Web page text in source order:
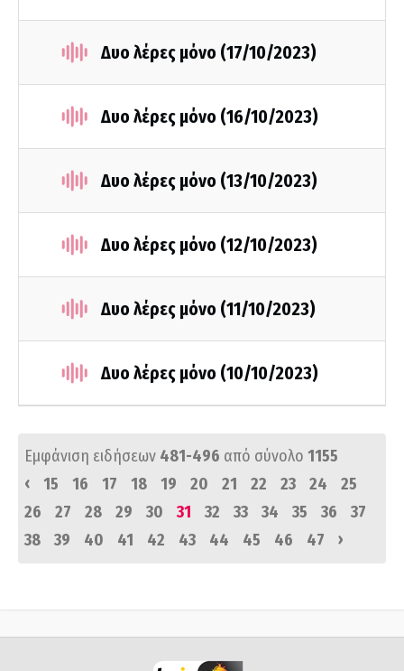
Δυο λέρες μόνο (17/10/2023)
Δυο λέρες μόνο (16/10/2023)
Δυο λέρες μόνο (13/10/2023)
Δυο λέρες μόνο (12/10/2023)
Δυο λέρες μόνο (11/10/2023)
Δυο λέρες μόνο (10/10/2023)
Εμφάνιση ειδήσεων 481-496 από σύνολο 1155
‹
15 16 17 18 19 20 21 22 23 24
25
26
27 28 29 30 31 32 33 34 35 36
37
38
39 40 41 42 43 44 45 46 47 ›